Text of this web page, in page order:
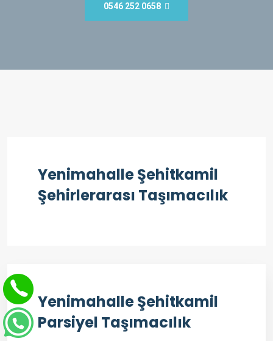
0546 252 0658
Yenimahalle Şehitkamil
Şehirlerarası Taşımacılık
Yenimahalle Şehitkamil
Parsiyel Taşımacılık